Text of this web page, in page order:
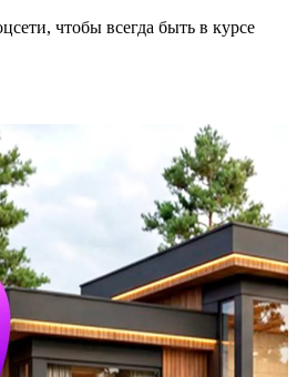
чтобы всегда быть в курсе